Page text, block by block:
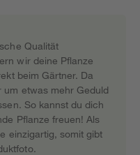
Qualität
wir deine Pflanze
beim Gärtner. Da
um etwas mehr Geduld
So kannst du dich
Pflanze freuen! Als
einzigartig, somit gibt